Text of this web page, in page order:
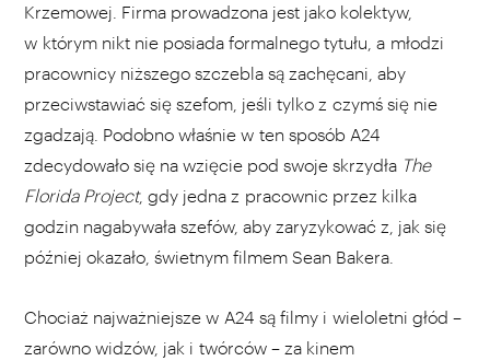
Krzemowej. Firma prowadzona jest jako kolektyw,
w którym nikt nie posiada formalnego tytułu, a młodzi
pracownicy niższego szczebla są zachęcani, aby
przeciwstawiać się szefom, jeśli tylko z czymś się nie
zgadzają. Podobno właśnie w ten sposób A24
zdecydowało się na wzięcie pod swoje skrzydła The
Florida Project, gdy jedna z pracownic przez kilka
godzin nagabywała szefów, aby zaryzykować z, jak się
później okazało, świetnym filmem Sean Bakera.
Chociaż najważniejsze w A24 są filmy i wieloletni głód –
zarówno widzów, jak i twórców – za kinem